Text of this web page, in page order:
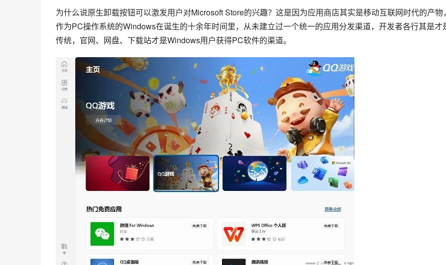
为什么说原生卸载按钮可以激发用户对Microsoft Store的兴趣？这是因为应用商店其实是移动互联网时代的产物
作为PC操作系统的Windows在诞生的十余年时间里，从未建立过一个统一的应用分发渠道，开发者各行其是才
传统，官网、网盘、下载站才是Windows用户获得PC软件的渠道。